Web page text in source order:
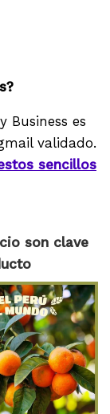
Business es
validado.
sencillos
son clave